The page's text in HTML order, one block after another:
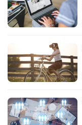
防
诈
识
行
资
讯